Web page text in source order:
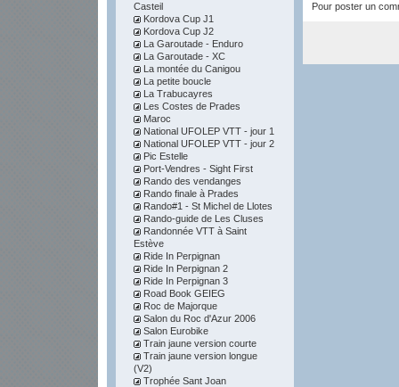
Casteil
Kordova Cup J1
Kordova Cup J2
La Garoutade - Enduro
La Garoutade - XC
La montée du Canigou
La petite boucle
La Trabucayres
Les Costes de Prades
Maroc
National UFOLEP VTT - jour 1
National UFOLEP VTT - jour 2
Pic Estelle
Port-Vendres - Sight First
Rando des vendanges
Rando finale à Prades
Rando#1 - St Michel de Llotes
Rando-guide de Les Cluses
Randonnée VTT à Saint
Estève
Ride In Perpignan
Ride In Perpignan 2
Ride In Perpignan 3
Road Book GEIEG
Roc de Majorque
Salon du Roc d'Azur 2006
Salon Eurobike
Train jaune version courte
Train jaune version longue
(V2)
Trophée Sant Joan
Pour poster un